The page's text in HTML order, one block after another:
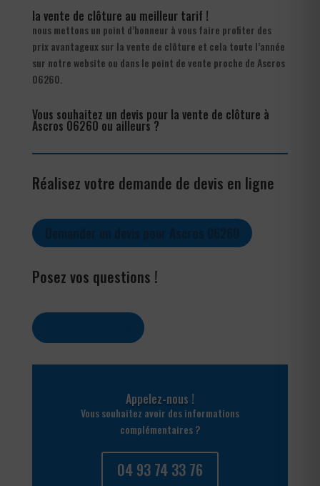
la vente de clôture au meilleur tarif !
nous mettons un point d’honneur à vous faire profiter des
prix avantageux sur la vente de clôture et cela toute l’année
sur notre website ou dans le point de vente proche de Ascros
06260.
Vous souhaitez un devis pour la vente de clôture à
Ascros 06260 ou ailleurs ?
Réalisez votre demande de devis en ligne
Posez vos questions !
Appelez-nous !
Vous souhaitez avoir des informations
complémentaires ?
04 93 74 33 76